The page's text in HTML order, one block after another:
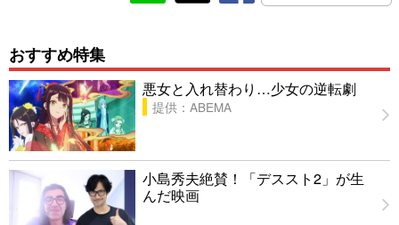
おすすめ特集
悪女と入れ替わり…少女の逆転劇
提供：ABEMA
小島秀夫絶賛！「デススト2」が生
んだ映画